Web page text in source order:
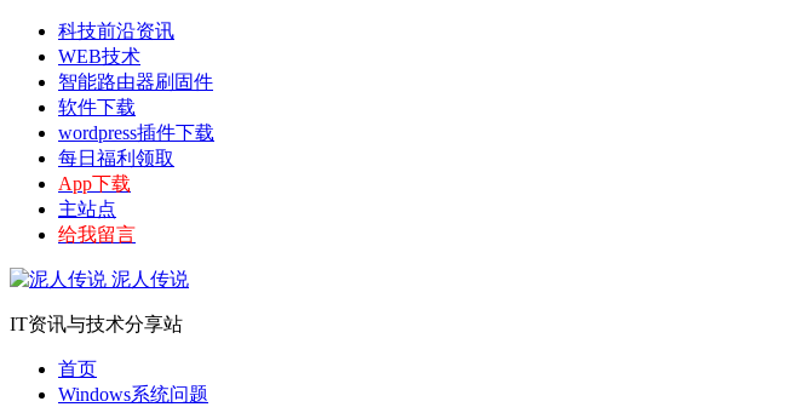
科技前沿资讯
WEB技术
智能路由器刷固件
软件下载
wordpress插件下载
每日福利领取
App下载
主站点
给我留言
泥人传说
IT资讯与技术分享站
首页
Windows系统问题